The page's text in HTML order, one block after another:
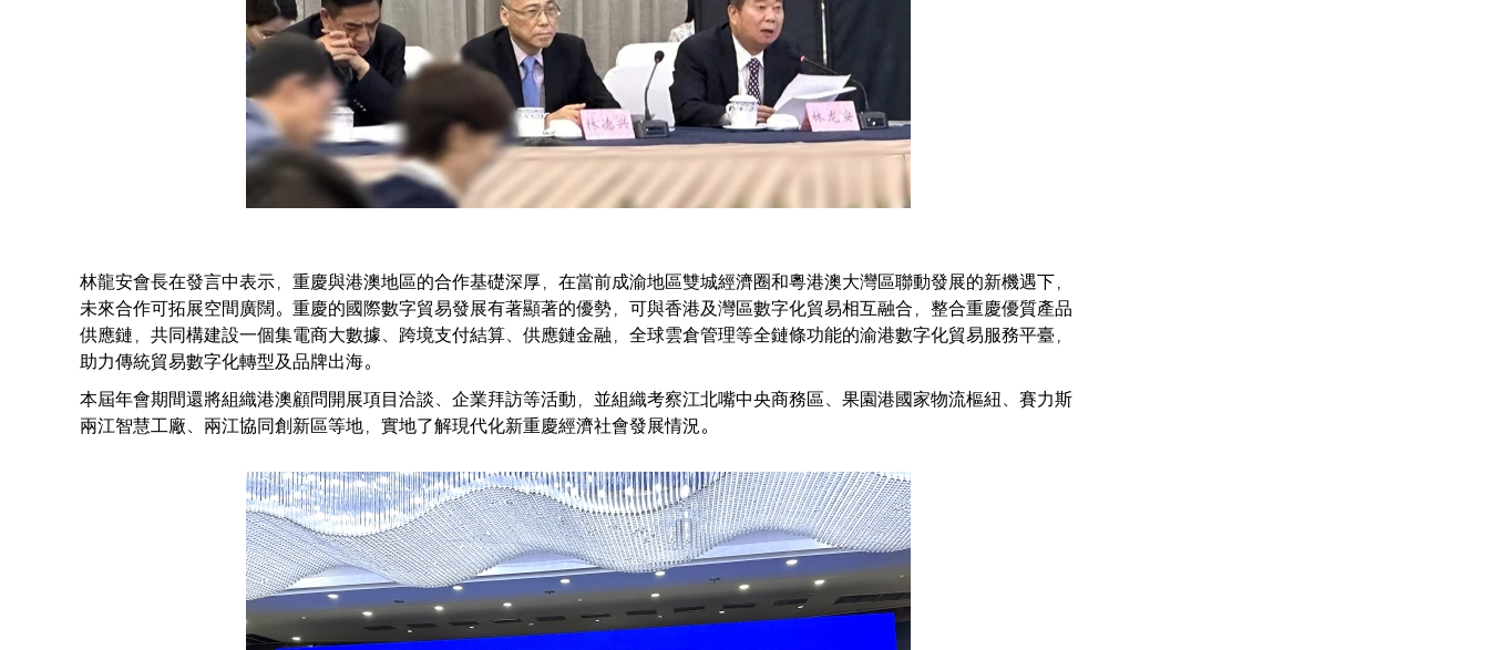
林龍安會長在發言中表示，重慶與港澳地區的合作基礎深厚，在當前成渝地區雙城經濟圈和粵港澳大灣區聯動發展的新機遇下，
未來合作可拓展空間廣闊。重慶的國際數字貿易發展有著顯著的優勢，可與香港及灣區數字化貿易相互融合，整合重慶優質產品
供應鏈，共同構建設一個集電商大數據、跨境支付結算、供應鏈金融，全球雲倉管理等全鏈條功能的渝港數字化貿易服務平臺，
助力傳統貿易數字化轉型及品牌出海。
本屆年會期間還將組織港澳顧問開展項目洽談、企業拜訪等活動，並組織考察江北嘴中央商務區、果園港國家物流樞紐、賽力斯
兩江智慧工廠、兩江協同創新區等地，實地了解現代化新重慶經濟社會發展情況。